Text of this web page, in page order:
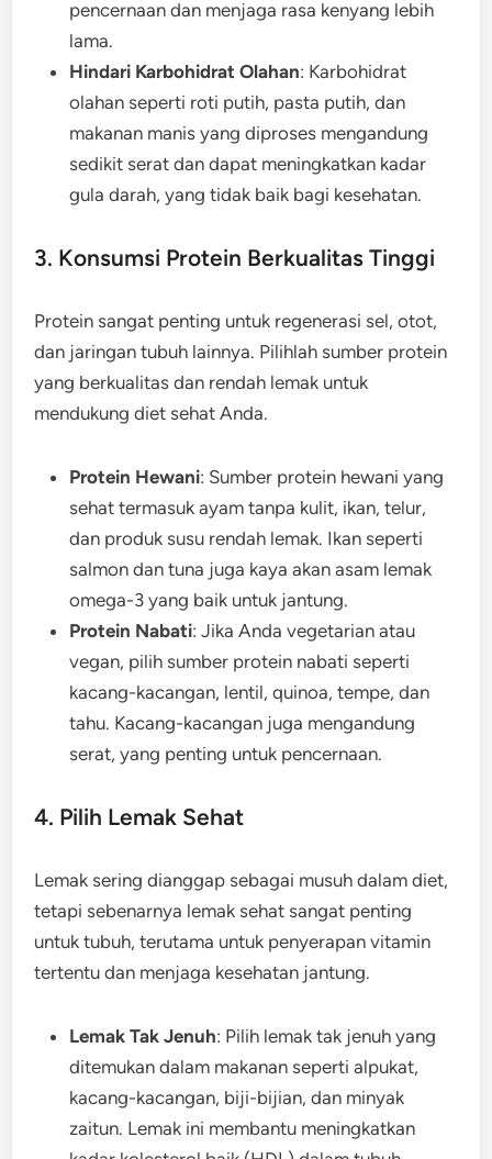
pencernaan dan menjaga rasa kenyang lebih
lama.
Hindari Karbohidrat Olahan: Karbohidrat
olahan seperti roti putih, pasta putih, dan
makanan manis yang diproses mengandung
sedikit serat dan dapat meningkatkan kadar
gula darah, yang tidak baik bagi kesehatan.
3. Konsumsi Protein Berkualitas Tinggi
Protein sangat penting untuk regenerasi sel, otot,
dan jaringan tubuh lainnya. Pilihlah sumber protein
yang berkualitas dan rendah lemak untuk
mendukung diet sehat Anda.
Protein Hewani: Sumber protein hewani yang
sehat termasuk ayam tanpa kulit, ikan, telur,
dan produk susu rendah lemak. Ikan seperti
salmon dan tuna juga kaya akan asam lemak
omega-3 yang baik untuk jantung.
Protein Nabati: Jika Anda vegetarian atau
vegan, pilih sumber protein nabati seperti
kacang-kacangan, lentil, quinoa, tempe, dan
tahu. Kacang-kacangan juga mengandung
serat, yang penting untuk pencernaan.
4. Pilih Lemak Sehat
Lemak sering dianggap sebagai musuh dalam diet,
tetapi sebenarnya lemak sehat sangat penting
untuk tubuh, terutama untuk penyerapan vitamin
tertentu dan menjaga kesehatan jantung.
Lemak Tak Jenuh: Pilih lemak tak jenuh yang
ditemukan dalam makanan seperti alpukat,
kacang-kacangan, biji-bijian, dan minyak
zaitun. Lemak ini membantu meningkatkan